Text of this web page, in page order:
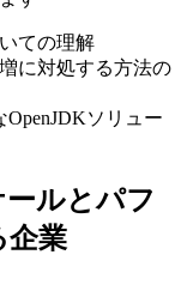
ての理解
に対処する方法の
ソリュー
ルとパフ
企業